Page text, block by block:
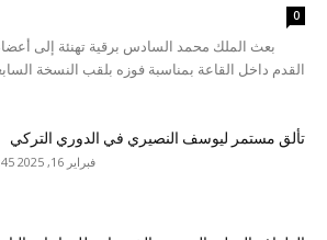
0
القدم داخل القاعة بمناسبة فوزه بلقب النسخة
تألق مستمر ليوسف النصيري في الدوري التركي
فبراير 16, 2025 19:45